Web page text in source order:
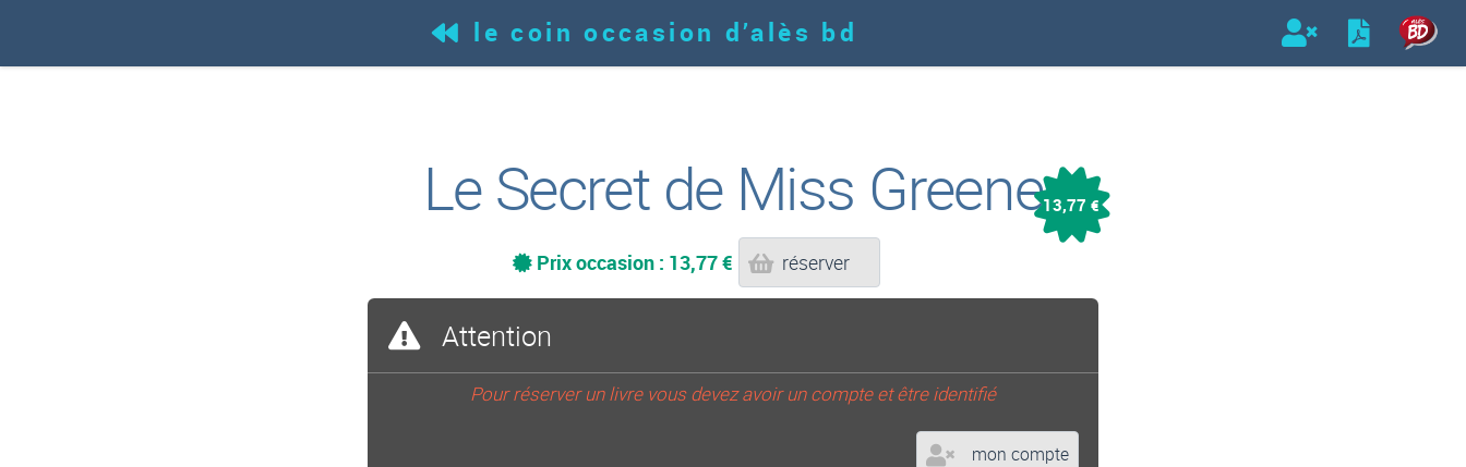
le coin occasion d’alès bd
Le Secret de Miss Greene13,77€
Prix occasion : 13,77 € réserver
Attention
Pour réserver un livre vous devez avoir un compte et être identifié
mon compte